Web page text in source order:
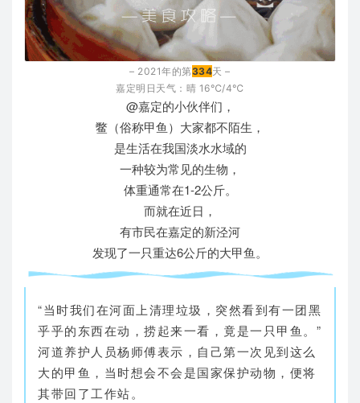
– 2021年的第334天 –
嘉定明日天气：晴 16℃/4℃
@嘉定的小伙伴们，
鳖（俗称甲鱼）大家都不陌生，
是生活在我国淡水水域的
一种较为常见的生物，
体重通常在1-2公斤。
而就在近日，
有市民在嘉定的新泾河
发现了一只重达6公斤的大甲鱼。
“当时我们在河面上清理垃圾，突然看到有一团黑
乎乎的东西在动，捞起来一看，竟是一只甲鱼。”
河道养护人员杨师傅表示，自己第一次见到这么
大的甲鱼，当时想会不会是国家保护动物，便将
其带回了工作站。